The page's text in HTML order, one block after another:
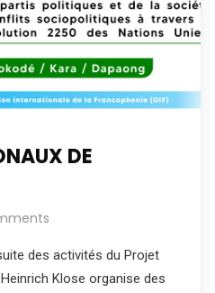
DE
des activités du Projet
Klose organise des